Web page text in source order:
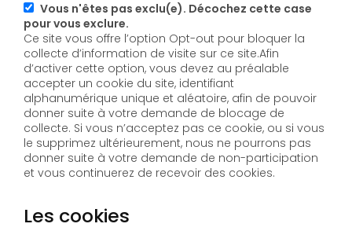
Vous n'êtes pas exclu(e). Décochez cette case
pour vous exclure.
Ce site vous offre l’option Opt-out pour bloquer la
collecte d’information de visite sur ce site.Afin
d’activer cette option, vous devez au préalable
accepter un cookie du site, identifiant
alphanumérique unique et aléatoire, afin de pouvoir
donner suite à votre demande de blocage de
collecte. Si vous n’acceptez pas ce cookie, ou si vous
le supprimez ultérieurement, nous ne pourrons pas
donner suite à votre demande de non-participation
et vous continuerez de recevoir des cookies.
Les cookies